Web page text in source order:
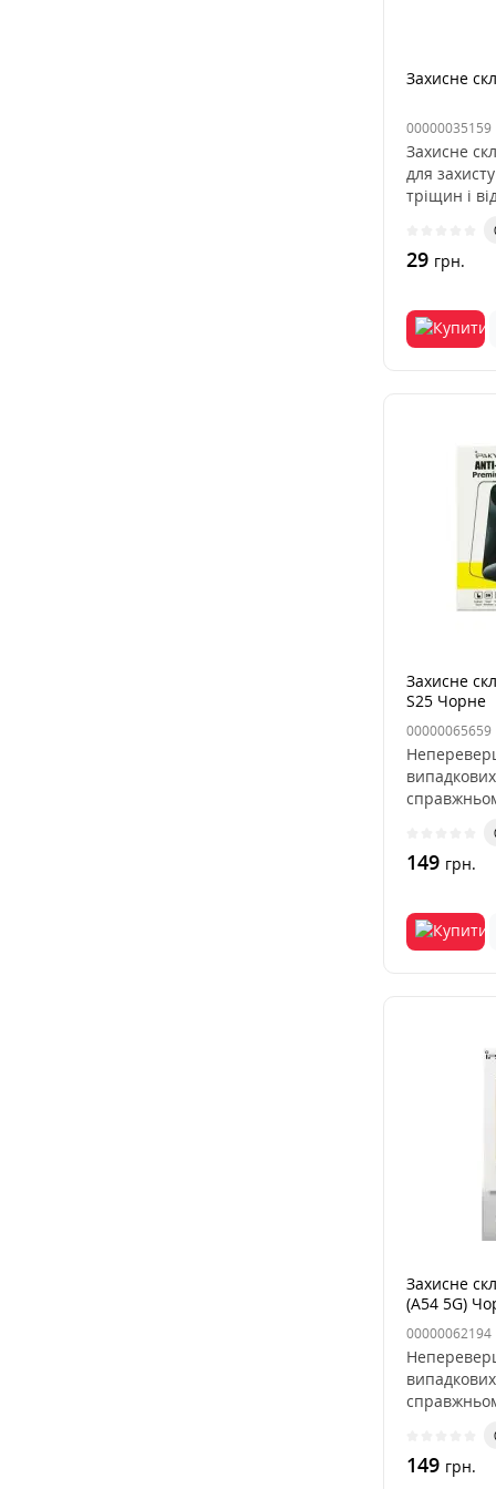
Захисне
00000035159
Захисне
для
тріщин і
29 грн.
Захисне
S25 Чорне
00000065659
149 грн.
Захисне
(A54 5G)
00000062194
149 грн.